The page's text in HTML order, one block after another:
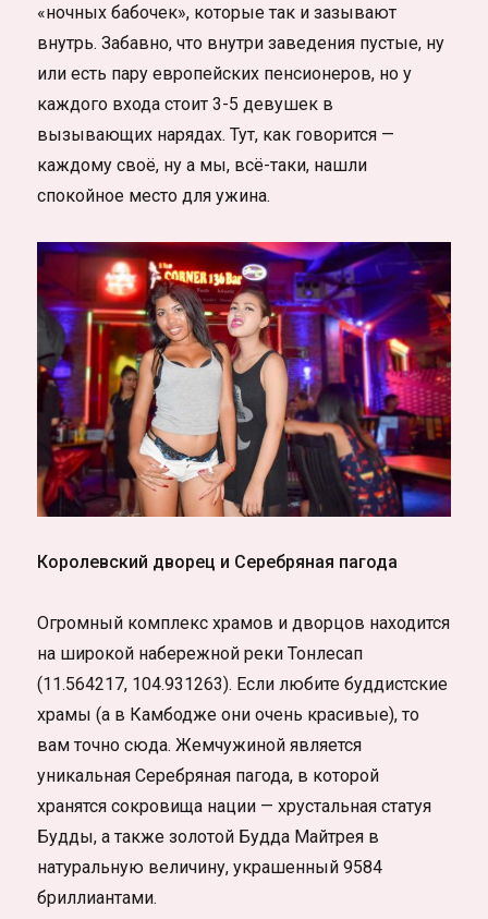
«ночных бабочек», которые так и зазывают
внутрь. Забавно, что внутри заведения пустые, ну
или есть пару европейских пенсионеров, но у
каждого входа стоит 3-5 девушек в
вызывающих нарядах. Тут, как говорится —
каждому своё, ну а мы, всё-таки, нашли
спокойное место для ужина.
Королевский дворец и Серебряная пагода
Огромный комплекс храмов и дворцов находится
на широкой набережной реки Тонлесап
(11.564217, 104.931263). Если любите буддистские
храмы (а в Камбодже они очень красивые), то
вам точно сюда. Жемчужиной является
уникальная Серебряная пагода, в которой
хранятся сокровища нации — хрустальная статуя
Будды, а также золотой Будда Майтрея в
натуральную величину, украшенный 9584
бриллиантами.